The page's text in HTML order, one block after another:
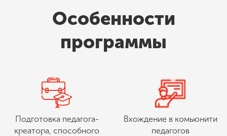
Особенности
программы
Подготовка педагога-
креатора, способного
Вхождение в комьюнити
педагогов